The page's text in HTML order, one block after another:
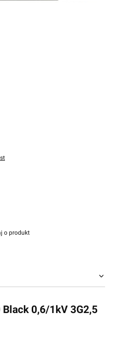
o produkt
Black 0,6/1kV 3G2,5